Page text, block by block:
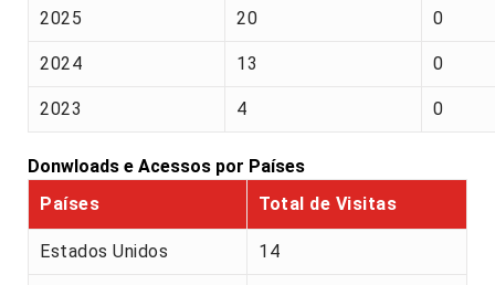
2025 20 0
2024 13 0
2023 4 0
Donwloads e Acessos por Países
Países
Total de Visitas
Estados Unidos 14